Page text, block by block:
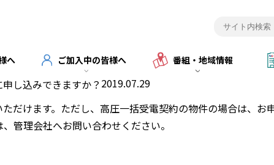
へ ご加入中の皆様へ 番組・地域情報
し込みできますか？ 2019.07.29
だけます。ただし、高圧一括受電契約の物件の場合は、お
管理会社へお問い合わせください。